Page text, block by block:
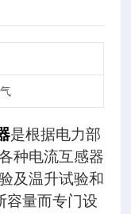
是根据电力部
种电流互感器
及温升试验和
容量而专门设